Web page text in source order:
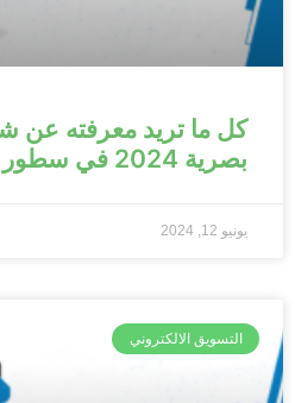
كل ما تريد معرفته عن
بصرية 2024 في سطور
يونيو 12, 2024
التسويق الالكتروني